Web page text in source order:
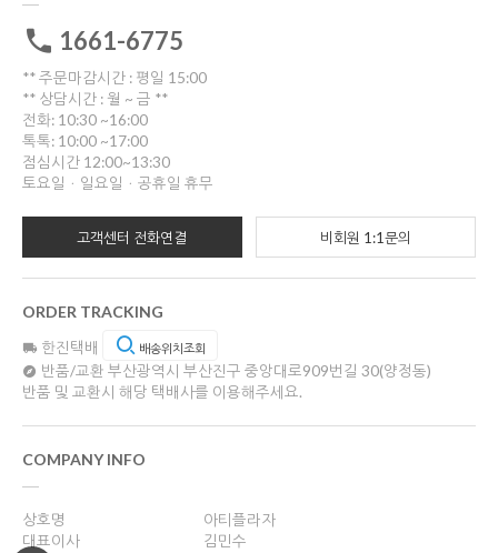
1661-6775
** 주문마감시간 : 평일 15:00
** 상담시간 : 월 ~ 금 **
전화: 10:30 ~16:00
톡톡: 10:00 ~17:00
점심시간 12:00~13:30
토요일ㆍ일요일ㆍ공휴일 휴무
고객센터 전화연결 비회원 1:1문의
ORDER TRACKING
한진택배 배송위치조회
반품/교환 부산광역시 부산진구 중앙대로909번길 30(양정동)
반품 및 교환시 해당 택배사를 이용해주세요.
COMPANY INFO
상호명
아티플라자
대표이사
김민수